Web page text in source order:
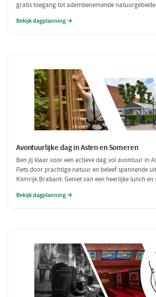
gratis toegang tot adembenemende
lunch. Perfect voor een dag vol avontuur zonder je
Bekijk dagplanning →
Avontuurlijke dag in Asten en Someren
Ben jij klaar voor een actieve dag vol avontuur in
Fiets door prachtige natuur en beleef spannende
Klimrijk Brabant. Geniet van een heerlijke lunch en
fietsen!
Bekijk dagplanning →